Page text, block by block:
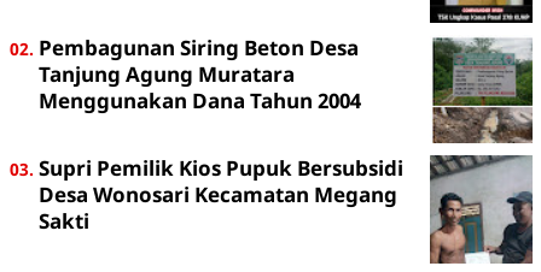
Pembagunan Siring Beton Desa
Tanjung Agung Muratara
Menggunakan Dana Tahun 2004
Supri Pemilik Kios Pupuk Bersubsidi
Desa Wonosari Kecamatan Megang
Sakti